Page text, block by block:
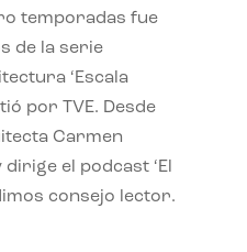
temporadas fue
de la serie
‘Escala
por TVE. Desde
Carmen
el podcast ‘El
consejo lector.